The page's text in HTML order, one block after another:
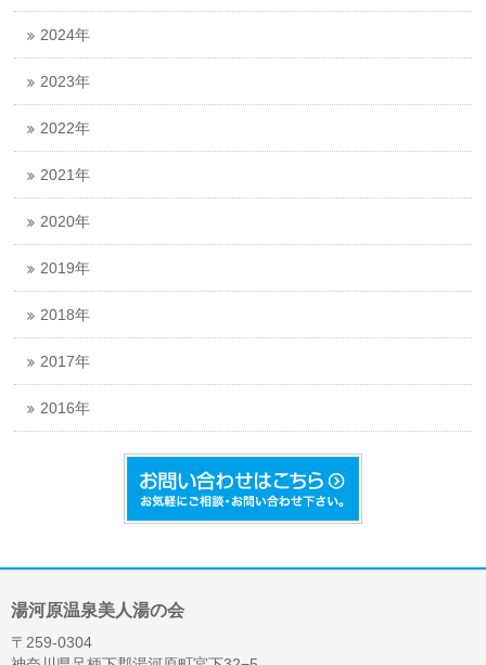
2024年
2023年
2022年
2021年
2020年
2019年
2018年
2017年
2016年
湯河原温泉美人湯の会
〒259-0304